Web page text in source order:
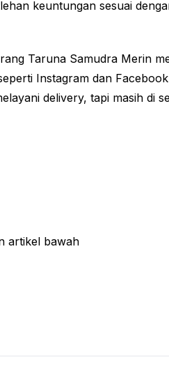
keuntungan sesuai
Taruna Samudra Merin
Instagram dan
delivery, tapi masih di